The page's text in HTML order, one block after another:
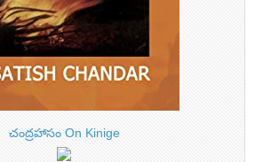
చంద్రహాసం On Kinige